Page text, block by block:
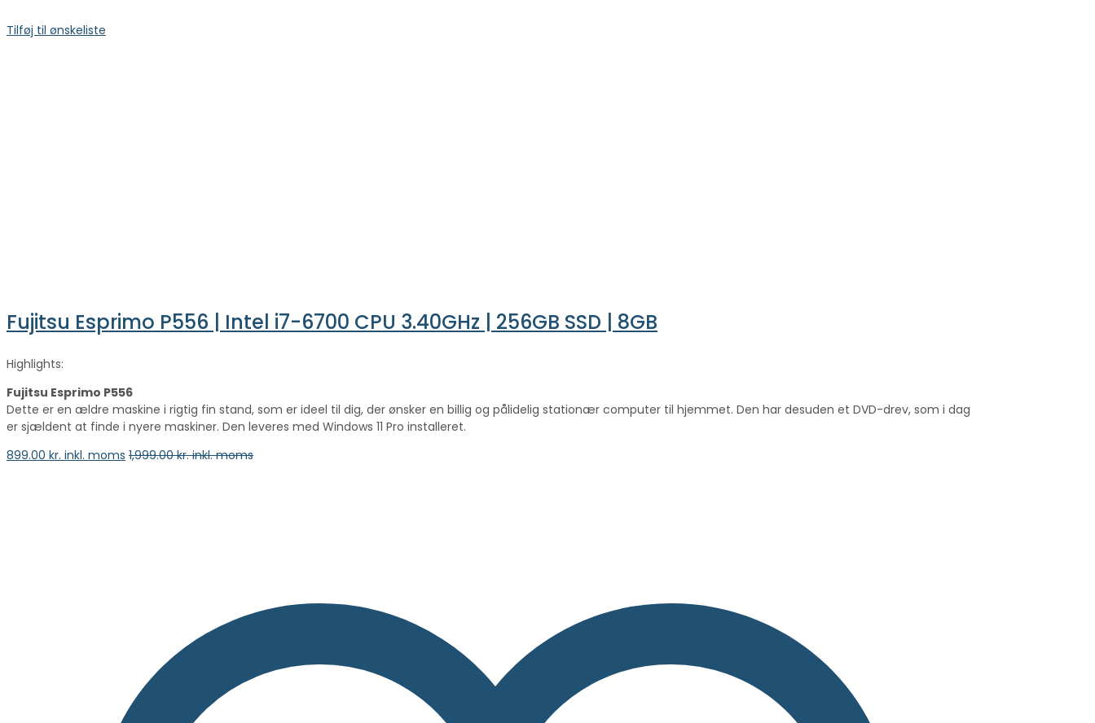
Tilføj til ønskeliste
Fujitsu Esprimo P556 | Intel i7-6700 CPU 3.40GHz | 256GB SSD | 8GB
Highlights:
Fujitsu Esprimo P556
Dette er en ældre maskine i rigtig fin stand, som er ideel til dig, der ønsker en billig og pålidelig stationær computer til hjemmet. Den har desuden et DVD-drev, som i dag
er sjældent at finde i nyere maskiner. Den leveres med Windows 11 Pro installeret.
899.00 kr. inkl. moms 1,999.00kr. inkl. moms